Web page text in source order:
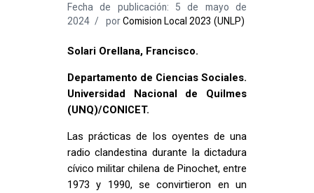
Fecha de publicación: 5 de mayo de
2024
porComision Local 2023 (UNLP)
Solari Orellana, Francisco.
Departamento de Ciencias Sociales.
Universidad Nacional de Quilmes
(UNQ)/CONICET.
Las prácticas de los oyentes de una
radio clandestina durante la dictadura
cívico militar chilena de Pinochet, entre
1973 y 1990, se convirtieron en un